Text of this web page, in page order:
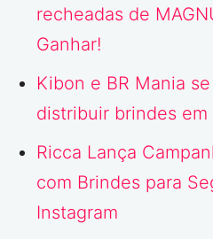
recheadas de
Ganhar!
Kibon e BR Mania
distribuir brindes em
Ricca Lança
com Brindes para
Instagram